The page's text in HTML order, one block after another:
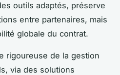
outils adaptés, préserve
entre partenaires, mais
globale du contrat.
rigoureuse de la gestion
via des solutions